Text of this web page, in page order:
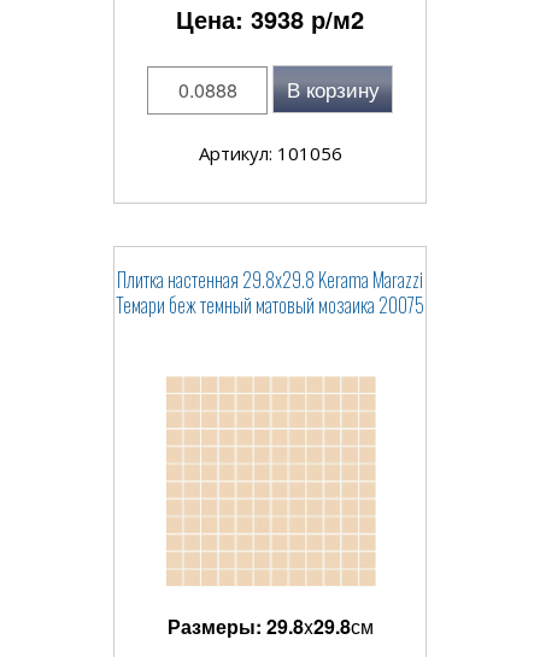
Цена: 3938 р/м2
В корзину
Артикул: 101056
Плитка настенная 29.8x29.8 Kerama Marazzi
Темари беж темный матовый мозаика 20075
Размеры: 29.8x29.8см